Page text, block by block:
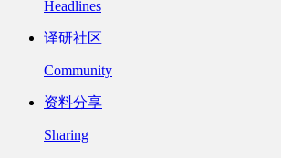
Headlines
译研社区
Community
资料分享
Sharing